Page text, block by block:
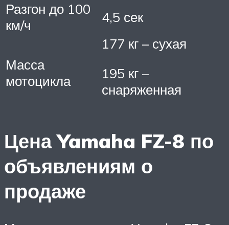
Разгон до 100
км/ч
4,5 сек
Масса
мотоцикла
177 кг – сухая
195 кг –
снаряженная
Цена Yamaha FZ-8 по
объявлениям о
продаже